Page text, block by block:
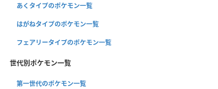
あくタイプのポケモン一覧
はがねタイプのポケモン一覧
フェアリータイプのポケモン一覧
世代別ポケモン一覧
第一世代のポケモン一覧